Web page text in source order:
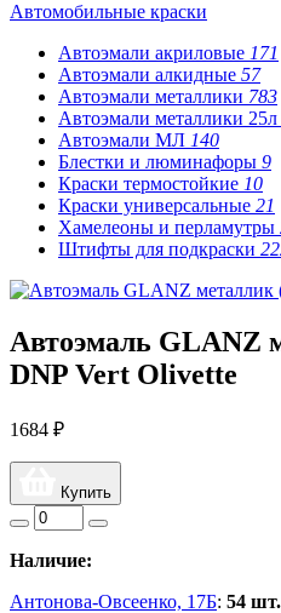
Автомобильные краски
Автоэмали акриловые 171
Автоэмали алкидные 57
Автоэмали металлики 783
Автоэмали металлики 25л
Автоэмали МЛ 140
Блестки и люминафоры 9
Краски термостойкие 10
Краски универсальные 21
Хамелеоны и перламутры
Штифты для подкраски
Автоэмаль GLANZ
DNP Vert Olivette
1684 ₽
Купить
Наличие:
Антонова-Овсеенко, 17Б: 54 шт.